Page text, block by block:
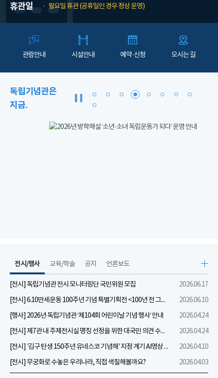
휴관일 월요일 휴관 (공휴일인 경우 정상 운영)
관람안내 시설안내 예약·신청 오시는 길
독립기념관은
지금.
전시/행사
[전시] 독립기념관 전시 모니터링단 국민위원 모집
2026.06.17
[전시] 6.10만세운동 100주년 기념 특별기획전 <100년 전 그날을 보다: 6.10만세운동>
2026.06.10
[행사] 2026년 독립기념관 ‘제104회 어린이날 기념 행사’ 안내
2026.04.24
[전시] 제7관 내 주제전시실 명칭 선정을 위한 대국민 의견 수렴 실시
2026.04.24
[전시] '김구 탄생 150주년 유네스코 기념해' 지정 계기 AI영상 국민공모 개최 안내
2026.04.10
[전시] 무궁화로 수놓은 우리나라, 직접 색칠해볼까요?
2026.04.03
교육/학술 공지 언론보도